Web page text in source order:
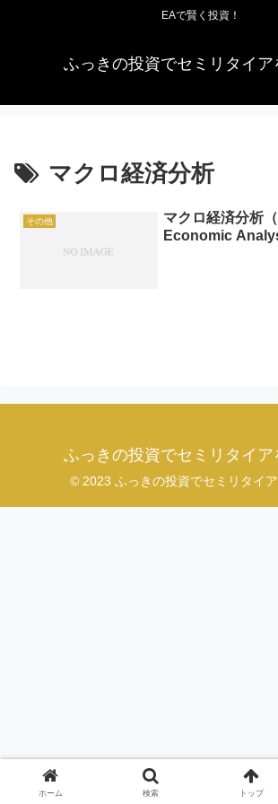
EAで賢く投資！
ふっきの投資でセミリタイア
マクロ経済分析
その他
マクロ経済分析
Economic
ふっきの投資でセミリタイア
© 2023 ふっきの投資でセミリタイア
ホーム 検索 トップ